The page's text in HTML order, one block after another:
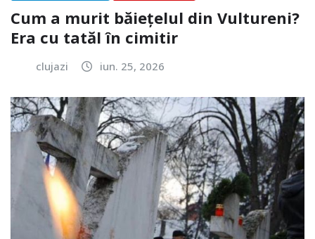
Cum a murit băiețelul din Vultureni?
Era cu tatăl în cimitir
clujazi iun. 25, 2026